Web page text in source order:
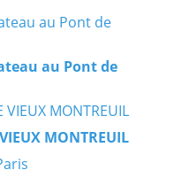
au Pont de
MONTREUIL